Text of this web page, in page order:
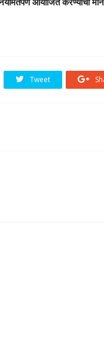
Tweet